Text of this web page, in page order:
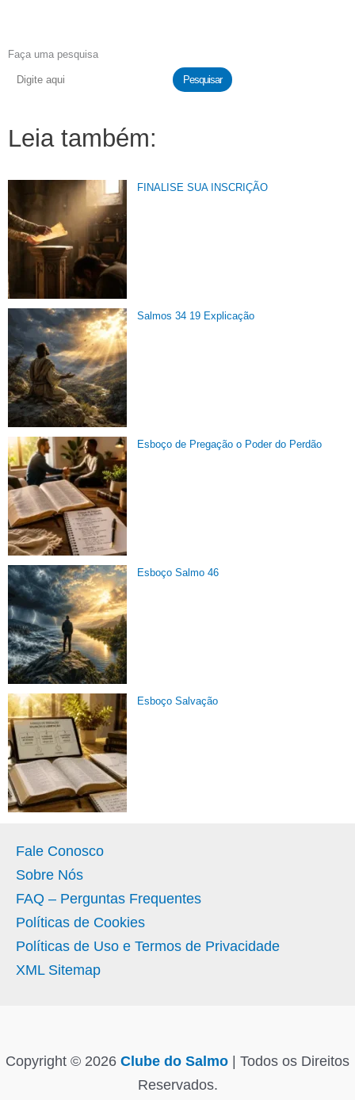
Faça uma pesquisa
Pesquisar
Leia também:
FINALISE SUA INSCRIÇÃO
Salmos 34 19 Explicação
Esboço de Pregação o Poder do Perdão
Esboço Salmo 46
Esboço Salvação
Fale Conosco
Sobre Nós
FAQ – Perguntas Frequentes
Políticas de Cookies
Políticas de Uso e Termos de Privacidade
XML Sitemap
Copyright © 2026 Clube do Salmo | Todos os Direitos
Reservados.